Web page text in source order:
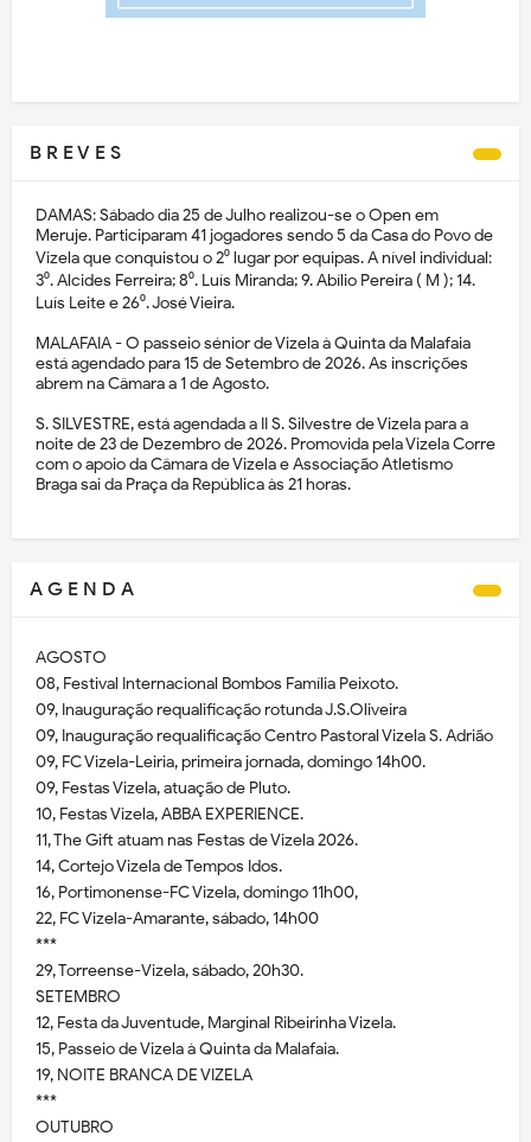
B R E V E S
DAMAS: Sábado dia 25 de Julho realizou-se o Open em
Meruje. Participaram 41 jogadores sendo 5 da Casa do Povo de
Vizela que conquistou o 2⁰ lugar por equipas. A nível individual:
3⁰. Alcides Ferreira; 8⁰. Luís Miranda; 9. Abílio Pereira ( M ); 14.
Luís Leite e 26⁰. José Vieira.
MALAFAIA - O passeio sénior de Vizela à Quinta da Malafaia
está agendado para 15 de Setembro de 2026. As inscrições
abrem na Câmara a 1 de Agosto.
S. SILVESTRE, está agendada a II S. Silvestre de Vizela para a
noite de 23 de Dezembro de 2026. Promovida pela Vizela Corre
com o apoio da Câmara de Vizela e Associação Atletismo
Braga sai da Praça da República às 21 horas.
A G E N D A
AGOSTO
08, Festival Internacional Bombos Família Peixoto.
09, Inauguração requalificação rotunda J.S.Oliveira
09, Inauguração requalificação Centro Pastoral Vizela S. Adrião
09, FC Vizela-Leiria, primeira jornada, domingo 14h00.
09, Festas Vizela, atuação de Pluto.
10, Festas Vizela, ABBA EXPERIENCE.
11, The Gift atuam nas Festas de Vizela 2026.
14, Cortejo Vizela de Tempos Idos.
16, Portimonense-FC Vizela, domingo 11h00,
22, FC Vizela-Amarante, sábado, 14h00
***
29, Torreense-Vizela, sábado, 20h30.
SETEMBRO
12, Festa da Juventude, Marginal Ribeirinha Vizela.
15, Passeio de Vizela à Quinta da Malafaia.
19, NOITE BRANCA DE VIZELA
***
OUTUBRO